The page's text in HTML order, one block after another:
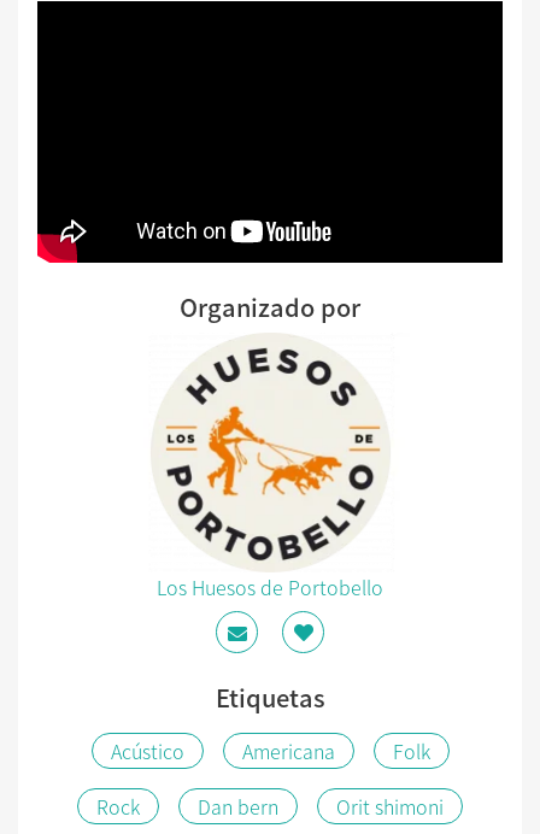
Organizado por
Los Huesos de Portobello
Etiquetas
Acústico Americana
Folk
Rock
Dan bern Orit shimoni